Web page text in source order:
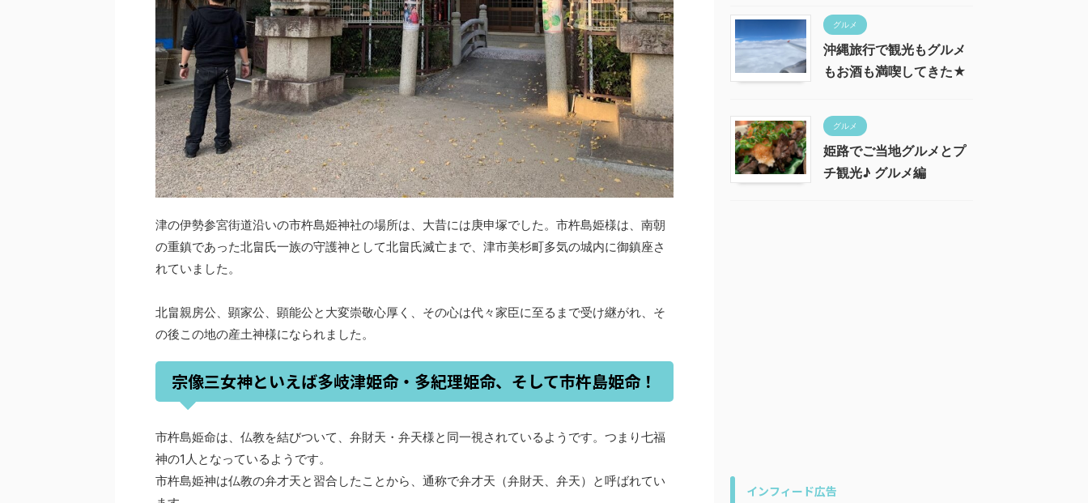
津の伊勢参宮街道沿いの市杵島姫神社の場所は、大昔には庚申塚でした。市杵島姫様は、南朝
の重鎮であった北畠氏一族の守護神として北畠氏滅亡まで、津市美杉町多気の城内に御鎮座さ
れていました。
北畠親房公、顕家公、顕能公と大変崇敬心厚く、その心は代々家臣に至るまで受け継がれ、そ
の後この地の産土神様になられました。
宗像三女神といえば多岐津姫命・多紀理姫命、そして市杵島姫命！
市杵島姫命は、仏教を結びついて、弁財天・弁天様と同一視されているようです。つまり七福
神の1人となっているようです。
市杵島姫神は仏教の弁才天と習合したことから、通称で弁才天（弁財天、弁天）と呼ばれてい
グルメ
沖縄旅行で観光もグルメ
もお酒も満喫してきた★
グルメ
姫路でご当地グルメとプ
チ観光♪ グルメ編
インフィード広告